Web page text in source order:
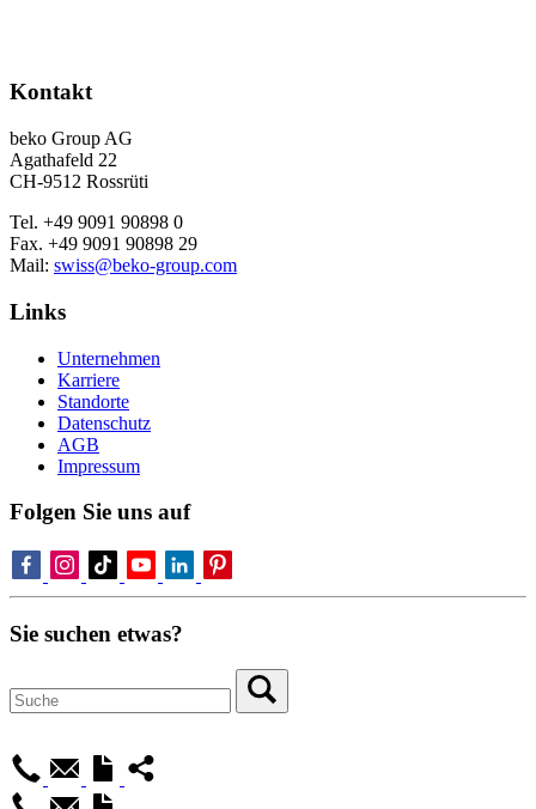
Kontakt
beko Group AG
Agathafeld 22
CH-9512 Rossrüti
Tel. +49 9091 90898 0
Fax. +49 9091 90898 29
Mail: swiss@beko-group.com
Links
Unternehmen
Karriere
Standorte
Datenschutz
AGB
Impressum
Folgen Sie uns auf
Sie suchen etwas?